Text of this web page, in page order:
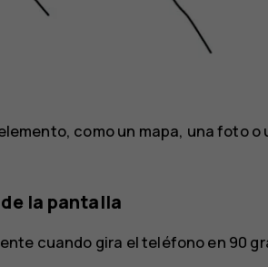
como un mapa, una foto o
la pantalla
cuando gira el teléfono en 90